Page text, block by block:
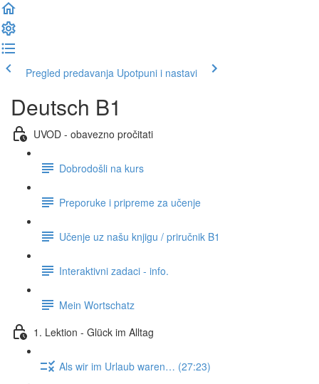
Pregled predavanja Upotpuni i nastavi
Deutsch B1
UVOD - obavezno pročitati
Dobrodošli na kurs
Preporuke i pripreme za učenje
Učenje uz našu knjigu / priručnik B1
Interaktivni zadaci - info.
Mein Wortschatz
1. Lektion - Glück im Alltag
Als wir im Urlaub waren… (27:23)